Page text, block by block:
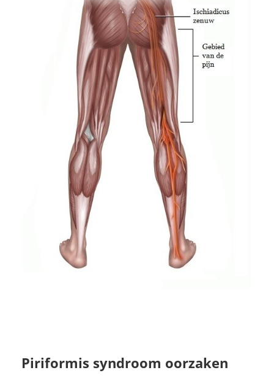
Piriformis syndroom oorzaken